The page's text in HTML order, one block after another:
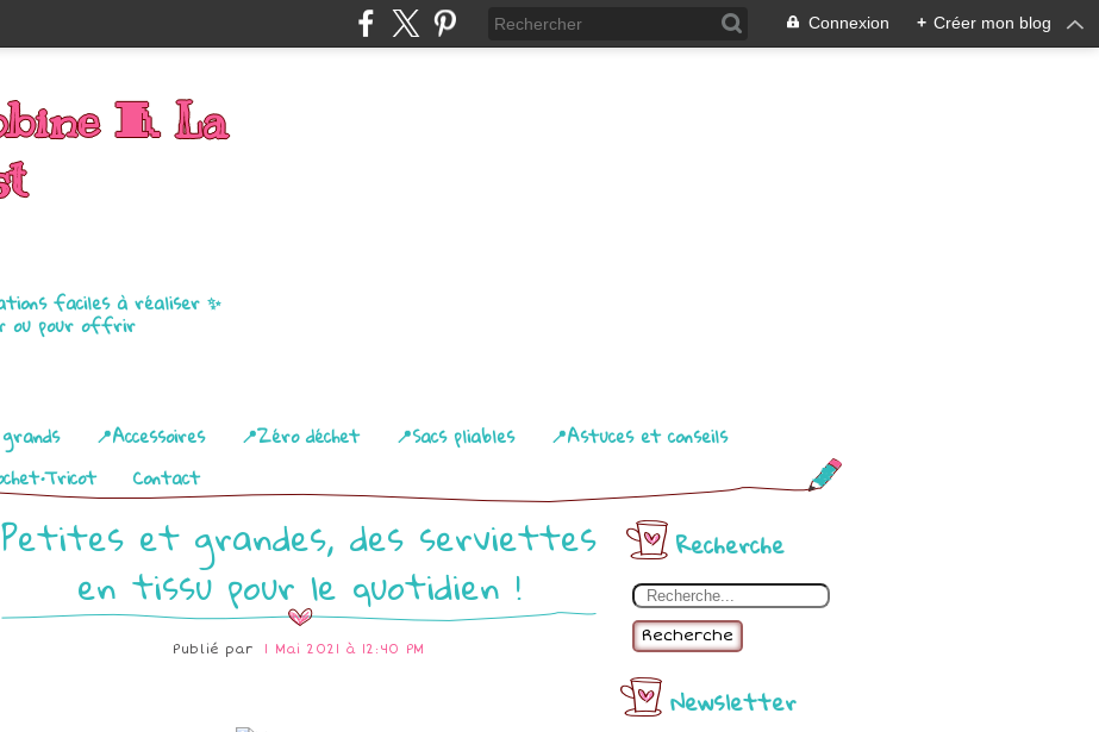
Connexion + Créer mon blog
🧵 La
faciles à réaliser ✨
ou pour offrir
📍Accessoires 📍Zéro déchet 📍Sacs pliables
📍Astuces et conseils
Contact
Recherche
Recherche
Newsletter
Petites et grandes, des serviettes
en tissu pour le quotidien !
Publié par 1 Mai 2021 à 12:40 PM